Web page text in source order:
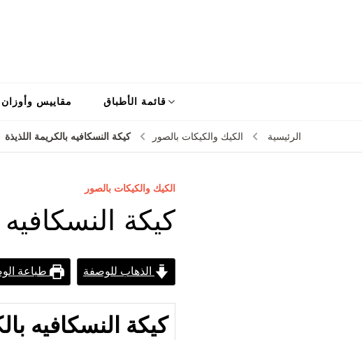
قائمة الأطباق مقاييس وأوزان
الرئيسية الكيك والكيكات بالصور كيكة النسكافيه بالكريمة اللذيذة
الكيك والكيكات بالصور
كيكة النسكافيه
الذهاب للوصفة طباعة
كيكة النسكافيه